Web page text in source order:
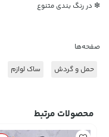
❇ در رنگ بندی متنوع
صفحه‌ها
حمل و گردش ساک لوازم
محصولات مرتبط